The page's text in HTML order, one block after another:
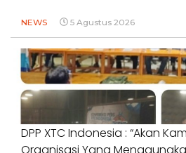
NEWS 5 Agustus 2026
DPP XTC Indonesia : “Akan
Organisasi Yang